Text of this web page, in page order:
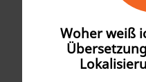
Woher weiß